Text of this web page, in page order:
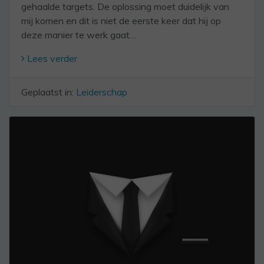
gehaalde targets. De oplossing moet duidelijk van
mij komen en dit is niet de eerste keer dat hij op
deze manier te werk gaat…
Lees verder
Geplaatst in: Leiderschap